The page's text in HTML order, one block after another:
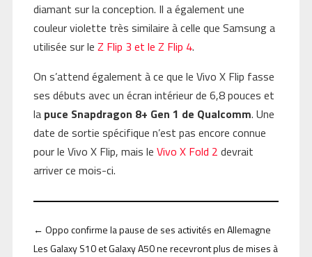
diamant sur la conception. Il a également une
couleur violette très similaire à celle que Samsung a
utilisée sur le Z Flip 3 et le Z Flip 4.
On s’attend également à ce que le Vivo X Flip fasse
ses débuts avec un écran intérieur de 6,8 pouces et
la puce Snapdragon 8+ Gen 1 de Qualcomm. Une
date de sortie spécifique n’est pas encore connue
pour le Vivo X Flip, mais le Vivo X Fold 2 devrait
arriver ce mois-ci.
← Oppo confirme la pause de ses activités en Allemagne
Les Galaxy S10 et Galaxy A50 ne recevront plus de mises à